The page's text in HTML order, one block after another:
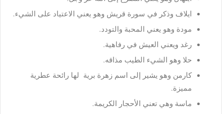
ايلاف وذكر في سورة قريش وهو يعني الاعتياد على الشيء.
مودة وهو يعني المحبة والتودد.
رغد ويعني العيش في رفاهية.
حلا وهو الشيء الطيب مذاقه.
كارمن وهو يشير إلى اسم زهرة برية لها رائحة عطرية
مميزة.
ماسة وهي تعني الأحجار الكريمة.